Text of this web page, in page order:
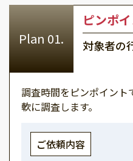
ピンポ
対象者の
調査時間をピンポイント
軟に調査します。
ご依頼内容